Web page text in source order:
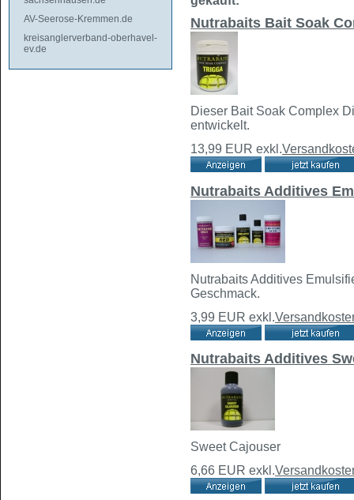
AV-Seerose-Kremmen.de
kreisanglerverband-oberhavel-
ev.de
Nutrabaits Bait Soak
Dieser Bait Soak Complex
entwickelt.
13,99 EUR exkl.
Nutrabaits Additives
Nutrabaits Additives
Geschmack.
3,99 EUR exkl.
Nutrabaits Additives
Sweet Cajouser
6,66 EUR exkl.